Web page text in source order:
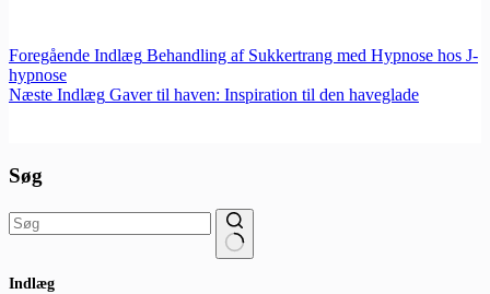
Foregående Indlæg Behandling af Sukkertrang med Hypnose hos J-
hypnose
Næste Indlæg Gaver til haven: Inspiration til den haveglade
Søg
resultater
Indlæg